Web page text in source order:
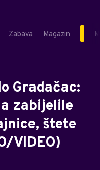
Zabava Magazin
Gradačac:
zabijelile
štete
VIDEO)